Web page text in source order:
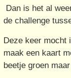
Dan is het al
de challenge
Deze keer mocht
maak een kaart
beetje groen